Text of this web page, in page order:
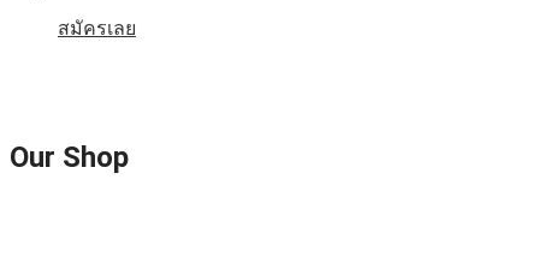
สมัครเลย
Our Shop